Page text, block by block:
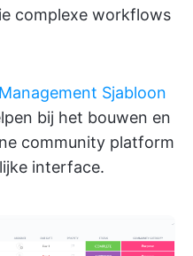
complexe workflows
Sjabloon
bij het bouwen en
community platform
interface.